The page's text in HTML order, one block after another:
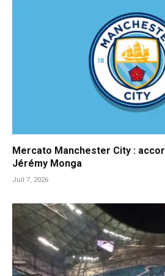
Mercato Manchester City :
Jérémy Monga
Juil 7, 2026